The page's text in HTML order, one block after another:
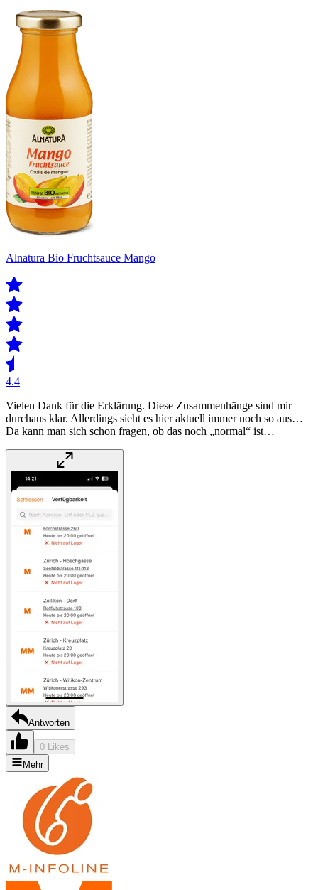
Alnatura Bio Fruchtsauce Mango
4.4
Vielen Dank für die Erklärung. Diese Zusammenhänge sind mir
durchaus klar. Allerdings sieht es hier aktuell immer noch so aus…
Da kann man sich schon fragen, ob das noch „normal“ ist…
Antworten
0 Likes
Mehr